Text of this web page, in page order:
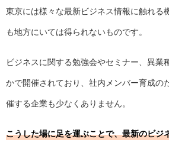
東京には様々な最新ビジネス情報に触れる
も地方にいては得られないものです。
ビジネスに関する勉強会やセミナー、異業
かで開催されており、社内メンバー育成の
催する企業も少なくありません。
こうした場に足を運ぶことで、最新のビジ